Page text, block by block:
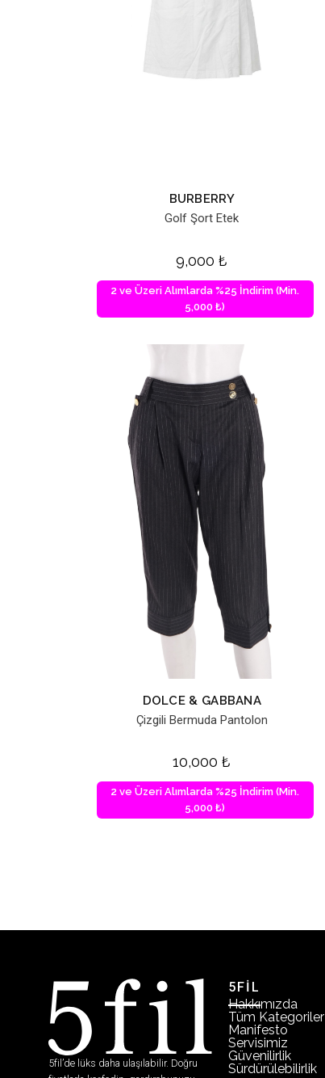
BURBERRY
Golf Şort Etek
9,000₺
2 ve Üzeri Alımlarda %25 İndirim (Min.
5,000 ₺)
DOLCE & GABBANA
Çizgili Bermuda Pantolon
10,000₺
2 ve Üzeri Alımlarda %25 İndirim (Min.
5,000 ₺)
5fil’de lüks daha ulaşılabilir. Doğru
5FİL
Hakkımızda
Tüm Kategoriler
Manifesto
Servisimiz
Güvenilirlik
Sürdürülebilirlik